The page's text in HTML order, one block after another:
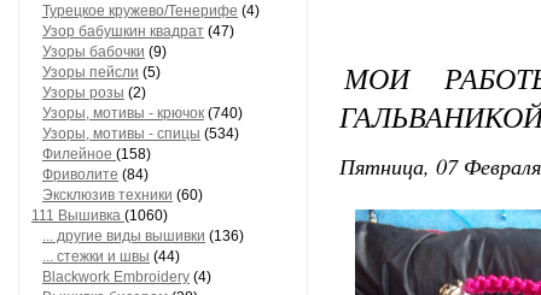
Турецкое кружево/Тенерифе (4)
Узор бабушкин квадрат (47)
Узоры бабочки (9)
Узоры пейсли (5)
Узоры розы (2)
Узоры, мотивы - крючок (740)
Узоры, мотивы - спицы (534)
Филейное (158)
Фриволите (84)
Эксклюзив техники (60)
111 Вышивка (1060)
... другие виды вышивки (136)
... стежки и швы (44)
Blackwork Embroidery (4)
МОИ
Пятница, 07